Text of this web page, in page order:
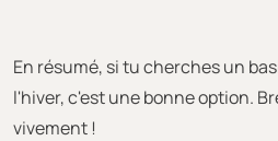
En résumé, si tu cherches un
l'hiver, c'est une bonne option.
vivement !